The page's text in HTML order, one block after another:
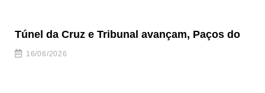
Túnel da Cruz e Tribunal avançam, Paços do
16/06/2026